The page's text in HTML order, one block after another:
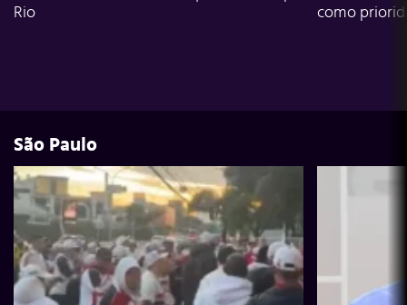
Rio
como
São Paulo